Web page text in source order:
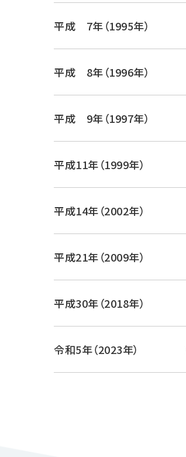
平成 7年（1995年）
平成 8年（1996年）
平成 9年（1997年）
平成11年（1999年）
平成14年（2002年）
平成21年（2009年）
平成30年（2018年）
令和5年（2023年）